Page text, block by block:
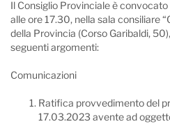
Il Consiglio Provinciale è
alle ore 17.30, nella sala consiliare
della Provincia (Corso Garibaldi,
seguenti argomenti:
Comunicazioni
Ratifica provvedimento del
17.03.2023 avente ad